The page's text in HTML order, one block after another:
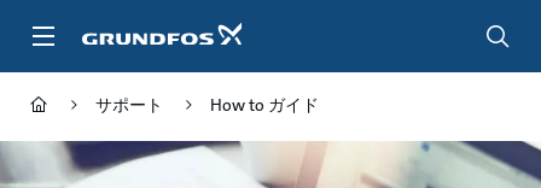
テ
ン
サポート How to ガイド